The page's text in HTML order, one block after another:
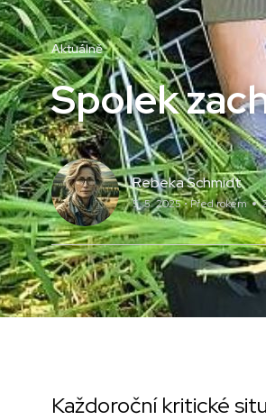
Aktuálně
Spolek
Rebeka Schmidt
5. 5. 2025 • Před rokem
Každoroční kritické